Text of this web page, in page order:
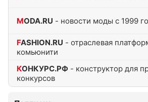
MODA.RU - новости моды с 1999
FASHION.RU - отраслевая
комьюнити
КОНКУРС.РФ - конструктор для
конкурсов